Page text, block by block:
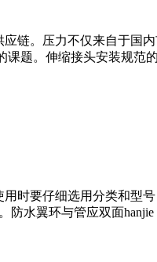
。压力不仅来自于国
题。伸缩接头安装规
要仔细选用分类和型
水翼环与管应双面